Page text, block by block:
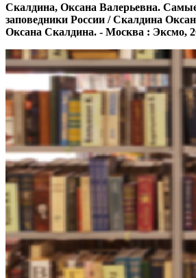
Скалдина, Оксана Валерьевна.
заповедники России / Скалдина
Оксана Скалдина. - Москва : Эксмо,